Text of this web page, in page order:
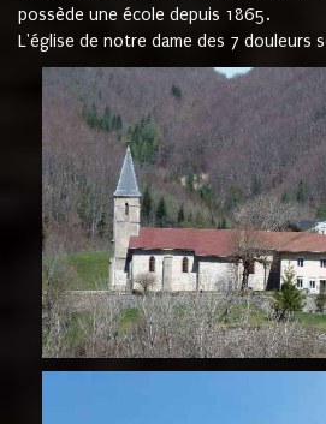
possède une école depuis 1865.
L'église de notre dame des 7 douleurs